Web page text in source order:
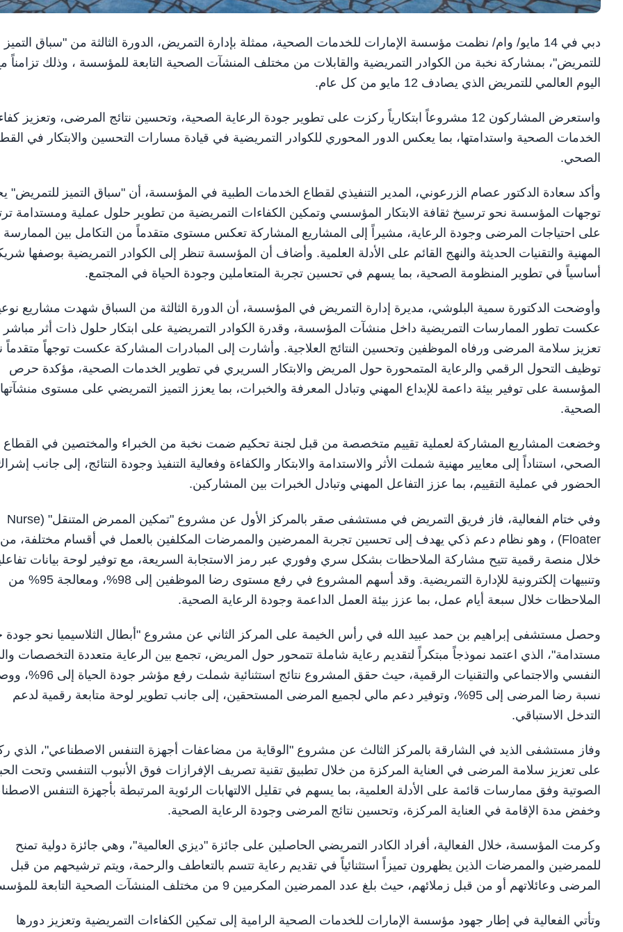
دبي في 14 مايو/ وام/ نظمت مؤسسة الإمارات للخدمات الصحية، ممثلة بإدارة التمريض، الدورة الثالثة من "سباق التميز
للتمريض"، بمشاركة نخبة من الكوادر التمريضية والقابلات من مختلف المنشآت الصحية التابعة للمؤسسة ، وذلك تزامناً
اليوم العالمي للتمريض الذي يصادف 12 مايو من كل عام.
واستعرض المشاركون 12 مشروعاً ابتكارياً ركزت على تطوير جودة الرعاية الصحية، وتحسين نتائج المرضى، وتعزيز
الخدمات الصحية واستدامتها، بما يعكس الدور المحوري للكوادر التمريضية في قيادة مسارات التحسين والابتكار في
الصحي.
وأكد سعادة الدكتور عصام الزرعوني، المدير التنفيذي لقطاع الخدمات الطبية في المؤسسة، أن "سباق التميز للتمريض"
توجهات المؤسسة نحو ترسيخ ثقافة الابتكار المؤسسي وتمكين الكفاءات التمريضية من تطوير حلول عملية ومستدامة
على احتياجات المرضى وجودة الرعاية، مشيراً إلى المشاريع المشاركة تعكس مستوى متقدماً من التكامل بين الممارسة
المهنية والتقنيات الحديثة والنهج القائم على الأدلة العلمية. وأضاف أن المؤسسة تنظر إلى الكوادر التمريضية بوصفها
أساسياً في تطوير المنظومة الصحية، بما يسهم في تحسين تجربة المتعاملين وجودة الحياة في المجتمع.
وأوضحت الدكتورة سمية البلوشي، مديرة إدارة التمريض في المؤسسة، أن الدورة الثالثة من السباق شهدت مشاريع
عكست تطور الممارسات التمريضية داخل منشآت المؤسسة، وقدرة الكوادر التمريضية على ابتكار حلول ذات أثر
تعزيز سلامة المرضى ورفاه الموظفين وتحسين النتائج العلاجية. وأشارت إلى المبادرات المشاركة عكست توجهاً متقدماً
توظيف التحول الرقمي والرعاية المتمحورة حول المريض والابتكار السريري في تطوير الخدمات الصحية، مؤكدة حرص
المؤسسة على توفير بيئة داعمة للإبداع المهني وتبادل المعرفة والخبرات، بما يعزز التميز التمريضي على مستوى منشآتها
الصحية.
وخضعت المشاريع المشاركة لعملية تقييم متخصصة من قبل لجنة تحكيم ضمت نخبة من الخبراء والمختصين في القطاع
الصحي، استناداً إلى معايير مهنية شملت الأثر والاستدامة والابتكار والكفاءة وفعالية التنفيذ وجودة النتائج، إلى جانب
الحضور في عملية التقييم، بما عزز التفاعل المهني وتبادل الخبرات بين المشاركين.
وفي ختام الفعالية، فاز فريق التمريض في مستشفى صقر بالمركز الأول عن مشروع "تمكين الممرض المتنقل" (Nurse
Floater) ، وهو نظام دعم ذكي يهدف إلى تحسين تجربة الممرضين والممرضات المكلفين بالعمل في أقسام مختلفة، من
خلال منصة رقمية تتيح مشاركة الملاحظات بشكل سري وفوري عبر رمز الاستجابة السريعة، مع توفير لوحة بيانات
وتنبيهات إلكترونية للإدارة التمريضية. وقد أسهم المشروع في رفع مستوى رضا الموظفين إلى 98%، ومعالجة 95% من
الملاحظات خلال سبعة أيام عمل، بما عزز بيئة العمل الداعمة وجودة الرعاية الصحية.
وحصل مستشفى إبراهيم بن حمد عبيد الله في رأس الخيمة على المركز الثاني عن مشروع "أبطال الثلاسيميا نحو جودة
مستدامة"، الذي اعتمد نموذجاً مبتكراً لتقديم رعاية شاملة تتمحور حول المريض، تجمع بين الرعاية متعددة التخصصات
النفسي والاجتماعي والتقنيات الرقمية، حيث حقق المشروع نتائج استثنائية
نسبة رضا المرضى إلى 95%، وتوفير دعم مالي لجميع المرضى المستحقين، إلى جانب تطوير لوحة متابعة رقمية لدعم
التدخل الاستباقي.
وفاز مستشفى الذيد في الشارقة بالمركز الثالث عن مشروع "الوقاية من مضاعفات أجهزة التنفس الاصطناعي"، الذي
على تعزيز سلامة المرضى في العناية المركزة من خلال تطبيق تقنية تصريف الإفرازات فوق الأنبوب التنفسي وتحت
الصوتية وفق ممارسات قائمة على الأدلة العلمية، بما يسهم في تقليل الالتهابات الرئوية المرتبطة بأجهزة التنفس
وخفض مدة الإقامة في العناية المركزة، وتحسين نتائج المرضى وجودة الرعاية الصحية.
وكرمت المؤسسة، خلال الفعالية، أفراد الكادر التمريضي الحاصلين على جائزة "ديزي العالمية"، وهي جائزة دولية تمنح
للممرضين والممرضات الذين يظهرون تميزاً استثنائياً في تقديم رعاية تتسم بالتعاطف والرحمة، ويتم ترشيحهم من قبل
المرضى وعائلاتهم أو من قبل زملائهم، حيث بلغ عدد الممرضين المكرمين 9 من مختلف المنشآت الصحية التابعة للمؤسسة.
وتأتي الفعالية في إطار جهود مؤسسة الإمارات للخدمات الصحية الرامية إلى تمكين الكفاءات التمريضية وتعزيز دورها